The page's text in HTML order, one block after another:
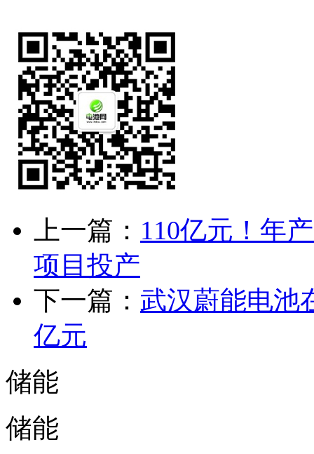
上一篇： 110亿元！年
项目投产
下一篇： 武汉蔚能电池
亿元
储能
储能